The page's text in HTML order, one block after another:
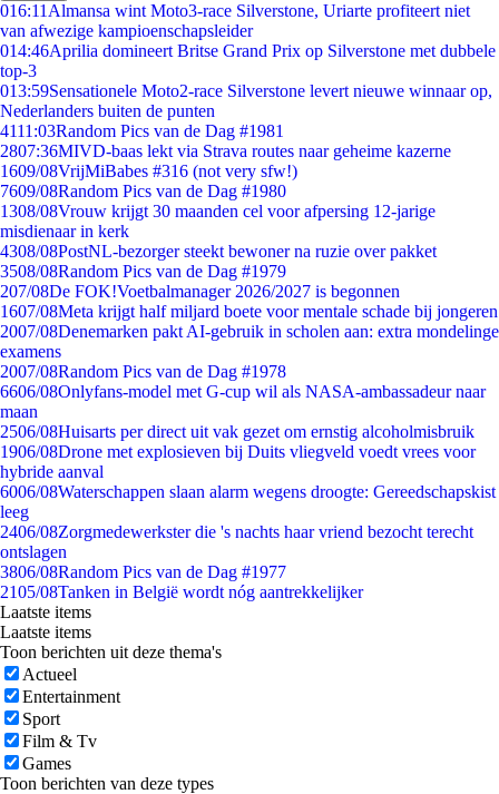
016:11 Almansa wint Moto3-race Silverstone, Uriarte profiteert niet
van afwezige kampioenschapsleider
014:46Aprilia domineert Britse Grand Prix op Silverstone met dubbele
top-3
013:59Sensationele Moto2-race Silverstone levert nieuwe winnaar op,
Nederlanders buiten de punten
4111:03Random Pics van de Dag #1981
2807:36MIVD-baas lekt via Strava routes naar geheime kazerne
1609/08VrijMiBabes #316 (not very sfw!)
7609/08Random Pics van de Dag #1980
1308/08Vrouw krijgt 30 maanden cel voor afpersing 12-jarige
misdienaar in kerk
4308/08PostNL-bezorger steekt bewoner na ruzie over pakket
3508/08Random Pics van de Dag #1979
207/08De FOK!Voetbalmanager 2026/2027 is begonnen
1607/08Meta krijgt half miljard boete voor mentale schade bij jongeren
2007/08Denemarken pakt AI-gebruik in scholen aan: extra mondelinge
examens
2007/08Random Pics van de Dag #1978
6606/08Onlyfans-model met G-cup wil als NASA-ambassadeur naar
maan
2506/08Huisarts per direct uit vak gezet om ernstig alcoholmisbruik
1906/08Drone met explosieven bij Duits vliegveld voedt vrees voor
hybride aanval
6006/08Waterschappen slaan alarm wegens droogte: Gereedschapskist
leeg
2406/08Zorgmedewerkster die 's nachts haar vriend bezocht terecht
ontslagen
3806/08Random Pics van de Dag #1977
2105/08Tanken in België wordt nóg aantrekkelijker
Laatste items
Laatste items
Toon berichten uit deze thema's
Actueel
Entertainment
Sport
Film & Tv
Games
Toon berichten van deze types